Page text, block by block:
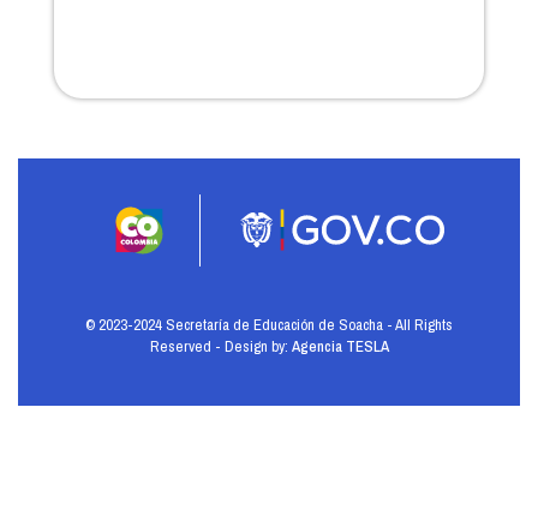
© 2023-2024 Secretaría de Educación de Soacha - All Rights
Reserved - Design by: Agencia TESLA